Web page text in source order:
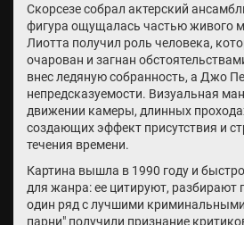
Скорсезе собрал актерский
фигура ощущалась частью живого
Лиотта получил роль человека,
очарован и загнан
внес ледяную собранность, а Джо
непредсказуемости. Визуальная
движении камеры, длинных
создающих эффект присутствия и
течения времени.
Картина вышла в 1990 году и
для жанра: ее цитируют, разбирают
один ряд с лучшими
парни" получили признание